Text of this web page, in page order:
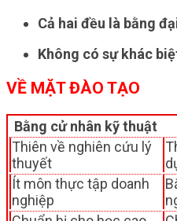
Cả hai đều là bằng
Không có sự khác
VỀ MẶT ĐÀO TẠO
Bằng cử nhân kỹ thuật
Thiên về nghiên cứu lý
thuyết
Ít môn thực tập doanh
nghiệp